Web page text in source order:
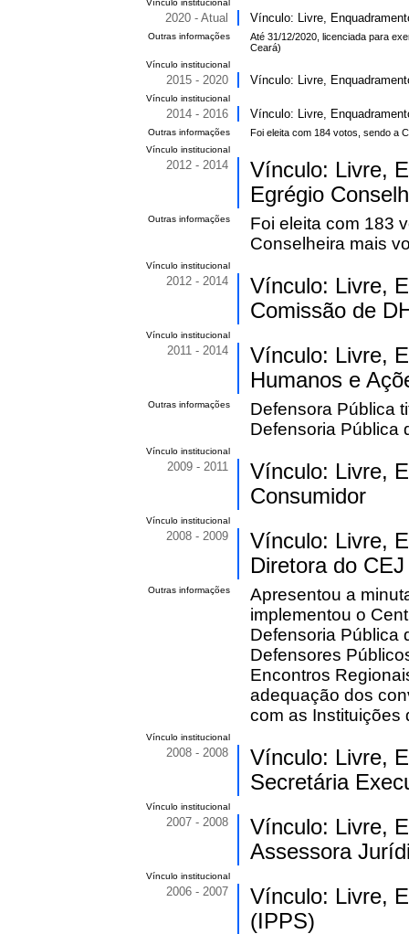
Vínculo institucional
2020 - Atual Vínculo: Livre,
Outras informações
Até 31/12/2020, licenciada para
Ceará)
Vínculo institucional
2015 - 2020 Vínculo: Livre,
Vínculo institucional
2014 - 2016 Vínculo: Livre,
Outras informações Foi eleita com 184 votos, sendo a
Vínculo institucional
2012 - 2014
Vínculo: Livre,
Egrégio
Outras informações
Foi eleita com 183
Conselheira mais
Vínculo institucional
2012 - 2014
Vínculo: Livre,
Comissão de
Vínculo institucional
2011 - 2014
Vínculo: Livre,
Humanos e
Outras informações
Defensora Pública
Defensoria Pública
Vínculo institucional
2009 - 2011
Vínculo: Livre,
Consumidor
Vínculo institucional
2008 - 2009
Vínculo: Livre,
Diretora do CEJ
Outras informações
Apresentou a
implementou o
Defensoria Pública
Defensores
Encontros
adequação dos
com as Instituições
Vínculo institucional
2008 - 2008
Vínculo: Livre,
Secretária
Vínculo institucional
2007 - 2008
Vínculo: Livre,
Assessora
Vínculo institucional
2006 - 2007
Vínculo: Livre,
(IPPS)